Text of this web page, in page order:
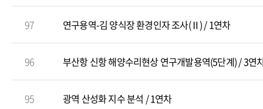
97 연구용역-김 양식장 환경인자 조사(Ⅱ) / 1연차
96 부산항 신항 해양수리현상 연구개발용역(5단계) / 3연
95 광역 산성화 지수 분석 / 1연차